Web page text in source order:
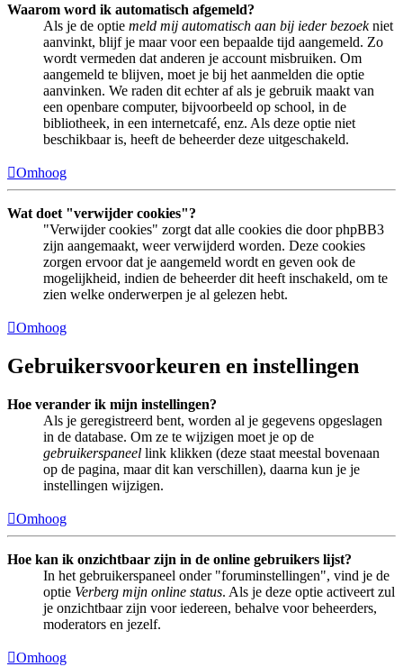
Waarom word ik automatisch afgemeld?
Als je de optie meld mij automatisch aan bij ieder bezoekniet
aanvinkt, blijf je maar voor een bepaalde tijd aangemeld. Zo
wordt vermeden dat anderen je account misbruiken. Om
aangemeld te blijven, moet je bij het aanmelden die optie
aanvinken. We raden dit echter af als je gebruik maakt van
een openbare computer, bijvoorbeeld op school, in de
bibliotheek, in een internetcafé, enz. Als deze optie niet
beschikbaar is, heeft de beheerder deze uitgeschakeld.
Omhoog
Wat doet "verwijder cookies"?
"Verwijder cookies" zorgt dat alle cookies die door phpBB3
zijn aangemaakt, weer verwijderd worden. Deze cookies
zorgen ervoor dat je aangemeld wordt en geven ook de
mogelijkheid, indien de beheerder dit heeft inschakeld, om te
zien welke onderwerpen je al gelezen hebt.
Omhoog
Gebruikersvoorkeuren en instellingen
Hoe verander ik mijn instellingen?
Als je geregistreerd bent, worden al je gegevens opgeslagen
in de database. Om ze te wijzigen moet je op de
gebruikerspaneel link klikken (deze staat meestal bovenaan
op de pagina, maar dit kan verschillen), daarna kun je je
instellingen wijzigen.
Omhoog
Hoe kan ik onzichtbaar zijn in de online gebruikers lijst?
In het gebruikerspaneel onder "foruminstellingen", vind je de
optie Verberg mijn online status. Als je deze optie activeert zul
je onzichtbaar zijn voor iedereen, behalve voor beheerders,
moderators en jezelf.
Omhoog